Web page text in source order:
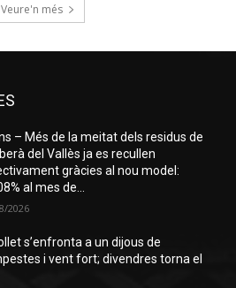
Veure'n més
– Més de la meitat dels residus de
del Vallès ja es recullen
gràcies al nou model:
al mes de...
2026
s’enfronta a un dijous de
i vent fort; divendres torna el